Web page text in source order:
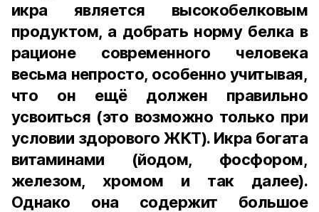
икра является высокобелковым
продуктом, а добрать норму белка в
рационе современного человека
весьма непросто, особенно учитывая,
что он ещё должен правильно
усвоиться (это возможно только при
условии здорового ЖКТ). Икра богата
витаминами (йодом, фосфором,
железом, хромом и так далее).
Однако она содержит большое